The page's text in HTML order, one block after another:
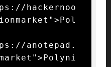
hackernoo
anotepad.